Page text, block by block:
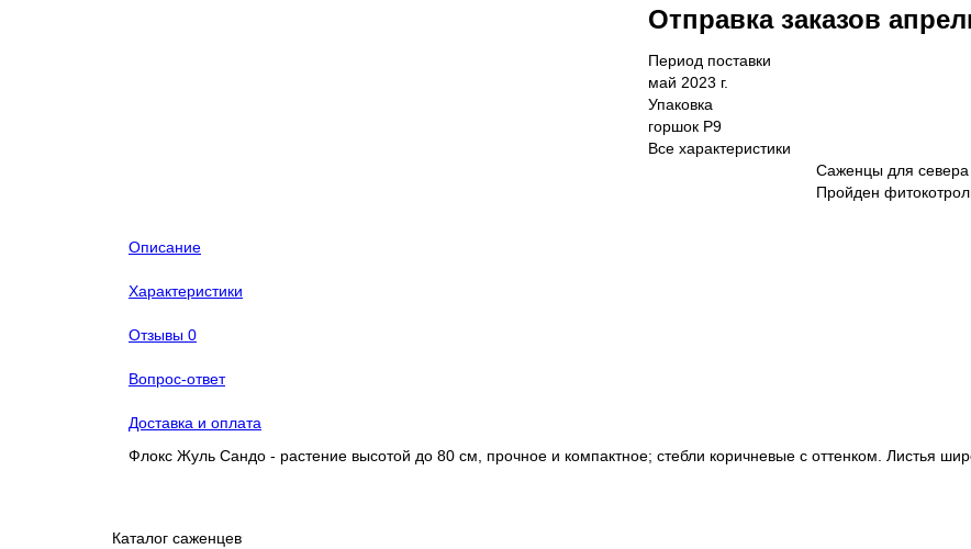
Отправка заказов
Период поставки
май 2023 г.
Упаковка
горшок Р9
Все характеристики
Саженцы для севера
Пройден
Описание
Характеристики
Отзывы 0
Вопрос-ответ
Доставка и оплата
Флокс Жуль Сандо - растение высотой до 80 см, прочное и компактное; стебли коричневые с оттенком. Листья
Каталог саженцев